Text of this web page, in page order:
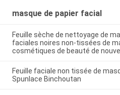
masque de papier facial
Feuille sèche de nettoyage de
faciales noires non-tissées de
cosmétiques de beauté de
Feuille faciale non tissée de
Spunlace Binchoutan